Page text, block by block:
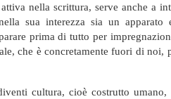
nella scrittura, serve anche a
sua interezza sia un apparato
prima di tutto per
che è concretamente fuori di noi,
cultura, cioè costrutto umano,